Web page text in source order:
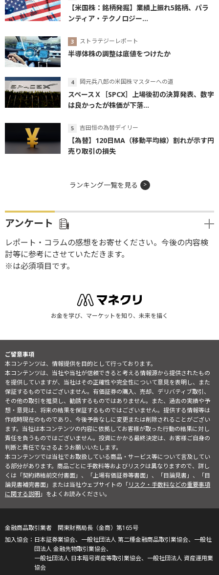
【米国株：銘柄発掘】業績上振れ5銘柄、パラ
ンティア・テクノロジー...
ストラテジーレポート
半導体株の調整は底値をつけたか
岡元兵八郎の米国株マスターへの道
スペースＸ［SPCX］上場後初の決算発表、数字
は良かったが株価が下落...
吉田恒の為替デイリー
【為替】120日MA（移動平均線）割れが示す円
売り取引の損失
ランキング一覧を見る
アンケート
レポート・コラムの感想をお寄せください。今後の内容検
討等に参考にさせていただきます。
※は必須項目です。
お金を学び、マーケットを知り、未来を描く
ご留意事項
本コンテンツは、情報提供を目的として行っております。
本コンテンツは、当社や当社が信頼できると考える情報源から提供されたもの
を提供していますが、当社はその正確性や完全性について意見を表明し、また
保証するものではございません。有価証券の購入、売却、デリバティブ取引、
その他の取引を推奨し、勧誘するものではありません。また、過去の実績や予
想・意見は、将来の結果を保証するものではございません。提供する情報等は
作成時現在のものであり、今後予告なしに変更または削除されることがござい
ます。当社は本コンテンツの内容に依拠してお客様が取った行動の結果に対し
責任を負うものではございません。投資にかかる最終決定は、お客様ご自身の
判断と責任でなさるようお願いいたします。
本コンテンツでは当社でお取扱している商品・サービス等について言及してい
る部分があります。商品ごとに手数料等およびリスクは異なりますので、詳し
くは「契約締結前交付書面」、「上場有価証券等書面」、「目論見書」、「目
論見書補完書面」または当社ウェブサイトの「リスク・手数料などの重要事項
に関する説明」をよくお読みください。
金融商品取引業者 関東財務局長（金商）第165号
日本証券業協会、一般社団法人 第二種金融商品取引業協会、一般社
団法人 金融先物取引業協会、
一般社団法人 日本暗号資産等取引業協会、一般社団法人 資産運用業
協会